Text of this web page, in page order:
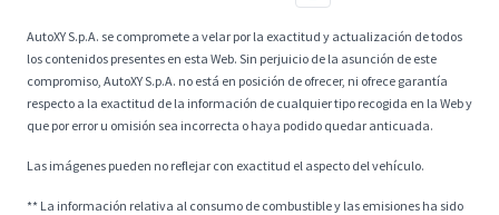
AutoXY S.p.A. se compromete a velar por la exactitud y actualización de todos
los contenidos presentes en esta Web. Sin perjuicio de la asunción de este
compromiso, AutoXY S.p.A. no está en posición de ofrecer, ni ofrece garantía
respecto a la exactitud de la información de cualquier tipo recogida en la Web y
que por error u omisión sea incorrecta o haya podido quedar anticuada.
Las imágenes pueden no reflejar con exactitud el aspecto del vehículo.
** La información relativa al consumo de combustible y las emisiones ha sido